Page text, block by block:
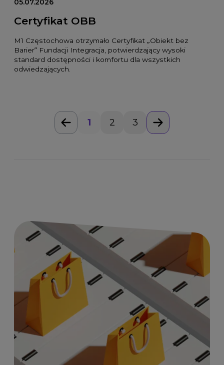
05.07.2026
Certyfikat OBB
M1 Częstochowa otrzymało Certyfikat „Obiekt bez
Barier” Fundacji Integracja, potwierdzający wysoki
standard dostępności i komfortu dla wszystkich
odwiedzających.
1 2 3